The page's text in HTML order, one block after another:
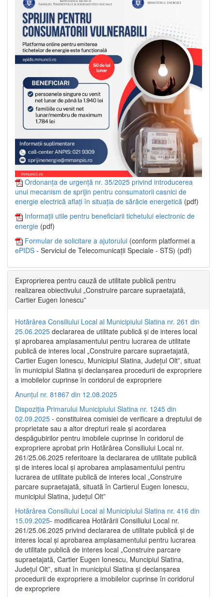
Ordonanța de urgență nr. 35/2025 privind introducerea
unui mecanism de sprijin pentru consumatorii casnici de
energie electrică aflați în situația de sărăcie energetică (pdf)
Informații utile pentru beneficiarii tichetului electronic de
energie (pdf)
Formular de solicitare a ajutorului (conform platformei a
ePIDS - Serviciul de Telecomunicații Speciale - STS) (pdf)
Exproprierea pentru cauză de utilitate publică pentru
realizarea obiectivului „Construire parcare supraetajată,
Cartier Eugen Ionescu”
Hotărârea Consiliului Local al Municipiului Slatina nr. 261 din
25.06.2025 declararea de utilitate publică și de interes local
și aprobarea amplasamentului pentru lucrarea de utilitate
publică de interes local „Construire parcare supraetajată,
Cartier Eugen Ionescu, Municipiul Slatina, Județul Olt”, situat
în municipiul Slatina și declanșarea procedurii de expropriere
a imobilelor cuprinse în coridorul de expropriere
Anunțul nr. 81867 din 12.08.2025
Dispoziția Primarului Municipiului Slatina nr. 1245 din
02.09.2025 - constituirea comisiei de verificare a dreptului de
proprietate sau a altor drepturi reale și acordarea
despăgubirilor pentru imobilele cuprinse în coridorul de
expropriere aprobat prin Hotărârea Consiliului Local nr.
261/25.06.2025 referitoare la declararea de utilitate publică
și de interes local și aprobarea amplasamentului pentru
lucrarea de utilitate publică de interes local „Construire
parcare supraetajată, situată în Cartierul Eugen Ionescu,
municipiul Slatina, județul Olt”
Hotărârea Consiliului Local al Municipiului Slatina nr. 416 din
15.09.2025- modificarea Hotărârii Consiliului Local nr.
261/25.06.2025 privind declararea de utilitate publică și de
interes local și aprobarea amplasamentului pentru lucrarea
de utilitate publică de interes local „Construire parcare
supraetajată, Cartier Eugen Ionescu, Muncipiul Slatina,
Județul Olt”, situat în municipiul Slatina și declanșarea
procedurii de expropriere a imobilelor cuprinse în coridorul
de expropriere